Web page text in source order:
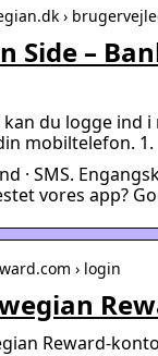
›
Side –
du logge ind
mobiltelefon. 1.
· SMS.
vores app?
› login
Reward-